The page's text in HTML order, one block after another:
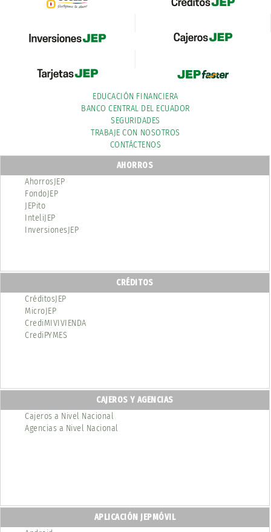
EDUCACIÓN FINANCIERA
BANCO CENTRAL DEL ECUADOR
SEGURIDADES
TRABAJE CON NOSOTROS
CONTÁCTENOS
AHORROS
AhorrosJEP
FondoJEP
JEPito
InteliJEP
InversionesJEP
CRÉDITOS
CréditosJEP
MicroJEP
CrediMIVIVIENDA
CrediPYMES
CAJEROS Y AGENCIAS
Cajeros a Nivel Nacional
Agencias a Nivel Nacional
APLICACIÓN JEPMÓVIL